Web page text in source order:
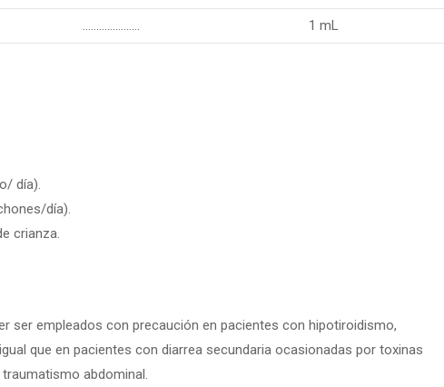
………………… 1 mL
día).
día).
crianza.
ser empleados con precaución en pacientes con hipotiroidismo,
que en pacientes con diarrea secundaria ocasionadas por toxinas
abdominal.